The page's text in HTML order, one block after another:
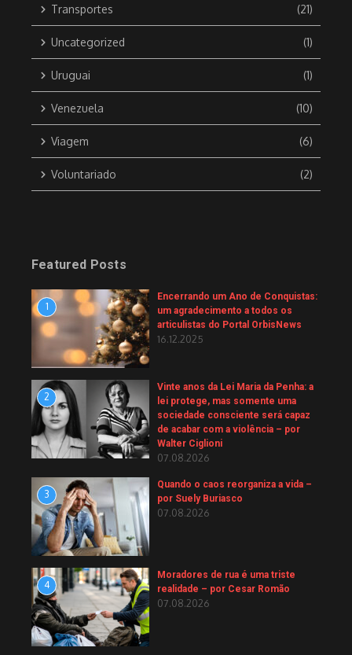
Transportes (21)
Uncategorized (1)
Uruguai (1)
Venezuela (10)
Viagem (6)
Voluntariado (2)
Featured Posts
1
Encerrando um Ano de Conquistas:
um agradecimento a todos os
articulistas do Portal OrbisNews
16.12.2025
2
Vinte anos da Lei Maria da Penha: a
lei protege, mas somente uma
sociedade consciente será capaz
de acabar com a violência – por
Walter Ciglioni
07.08.2026
3
Quando o caos reorganiza a vida –
por Suely Buriasco
07.08.2026
4
Moradores de rua é uma triste
realidade – por Cesar Romão
07.08.2026